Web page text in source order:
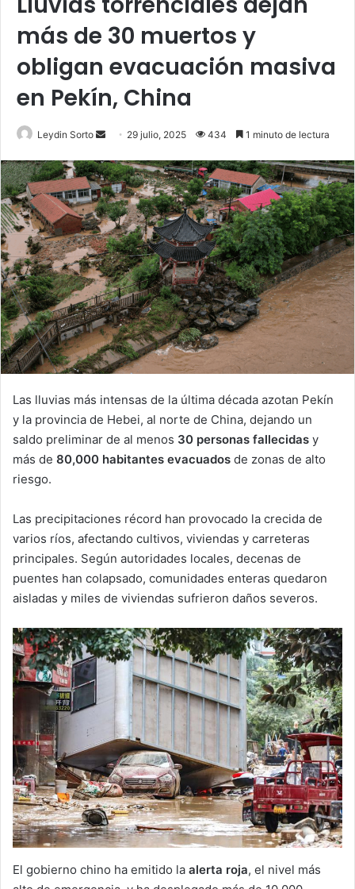
más de 30 muertos y
obligan evacuación masiva
en Pekín, China
Leydin Sorto
Send
email
29 julio, 2025 434 1 minuto de lectura
Las lluvias más intensas de la última década azotan Pekín
y la provincia de Hebei, al norte de China, dejando un
saldo preliminar de al menos 30 personas fallecidas y
más de 80,000 habitantes evacuados de zonas de alto
riesgo.
Las precipitaciones récord han provocado la crecida de
varios ríos, afectando cultivos, viviendas y carreteras
principales. Según autoridades locales, decenas de
puentes han colapsado, comunidades enteras quedaron
aisladas y miles de viviendas sufrieron daños severos.
El gobierno chino ha emitido la alerta roja, el nivel más